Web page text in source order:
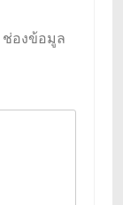
ช่องข้อมูล